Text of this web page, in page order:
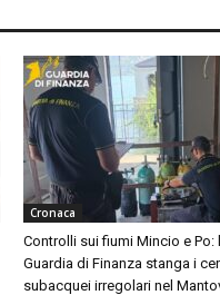
Cronaca
Controlli sui fiumi Mincio e Po:
Guardia di Finanza stanga i
subacquei irregolari nel